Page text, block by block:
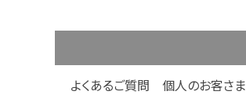
よくあるご質問 個人のお客さま